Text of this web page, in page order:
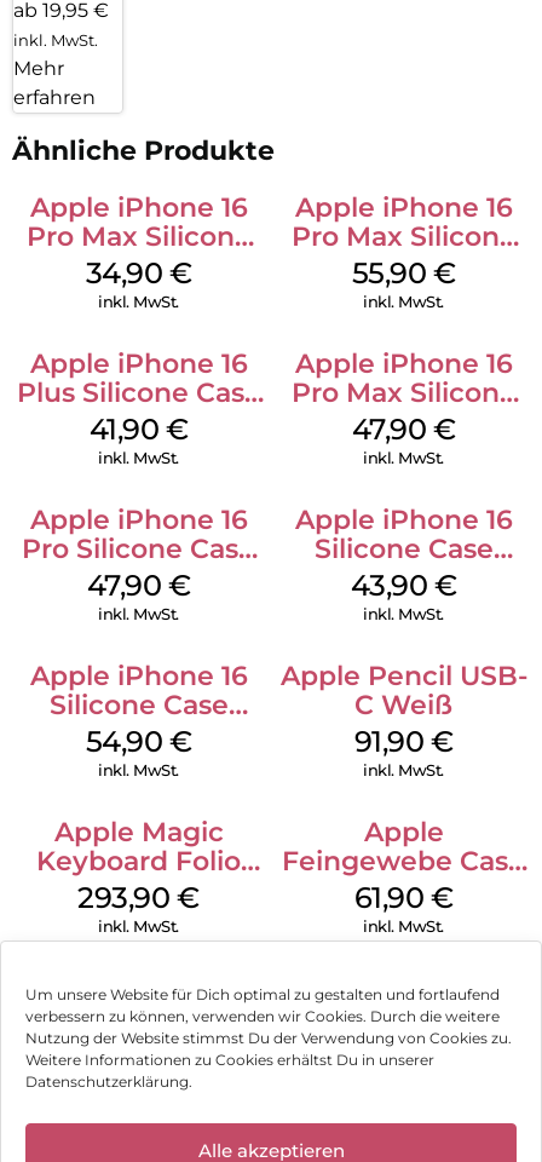
Um unsere Website für Dich optimal zu gestalten und fortlaufend
verbessern zu können, verwenden wir Cookies. Durch die weitere
Nutzung der Website stimmst Du der Verwendung von Cookies zu.
Weitere Informationen zu Cookies erhältst Du in unserer
Datenschutzerklärung.
Alle akzeptieren
ab 19,95 €
inkl. MwSt.
Mehr
erfahren
Ähnliche Produkte
Apple iPhone 16
Pro Max Silicone
Case MagSafe
Denim
34,90 €
inkl. MwSt.
Apple iPhone 16
Pro Max Silicone
Case MagSafe
Stone Gray
55,90 €
inkl. MwSt.
Apple iPhone 16
Plus Silicone Case
MagSafe Stone
Gray
41,90 €
inkl. MwSt.
Apple iPhone 16
Pro Max Silicone
Case MagSafe
Black
47,90 €
inkl. MwSt.
Apple iPhone 16
Pro Silicone Case
MagSafe Denim
47,90 €
inkl. MwSt.
Apple iPhone 16
Silicone Case
MagSafe Plum
43,90 €
inkl. MwSt.
Apple iPhone 16
Silicone Case
MagSafe Lake
Green
54,90 €
inkl. MwSt.
Apple Pencil USB-
C Weiß
91,90 €
inkl. MwSt.
Apple Magic
Keyboard Folio
iPad 10.9″ (10.Gen.)
Weiß
293,90€
inkl. MwSt.
Apple
Feingewebe Case
iPhone 15 Pro
MagSafe Schwarz
61,90 €
inkl. MwSt.
Impressum